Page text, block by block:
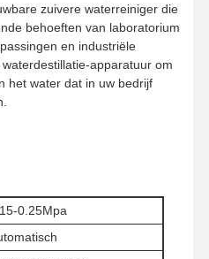
zuivere waterreiniger die
behoeften van laboratorium
en industriële
apparatuur om
het water dat in uw bedrijf
0.25Mpa